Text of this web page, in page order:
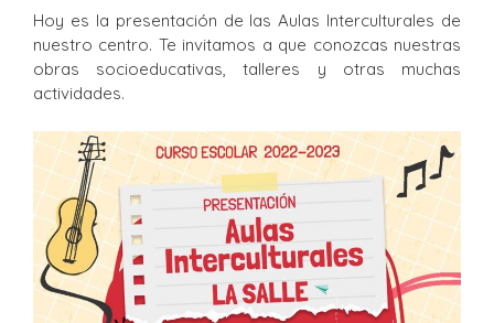
Hoy es la presentación de las Aulas Interculturales de
nuestro centro. Te invitamos a que conozcas nuestras
obras socioeducativas, talleres y otras muchas
actividades.